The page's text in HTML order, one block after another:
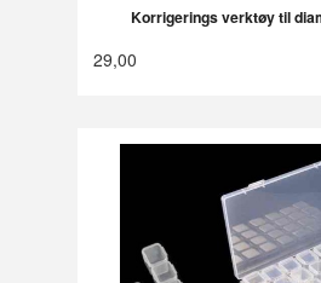
Korrigerings verktøy til
29,00